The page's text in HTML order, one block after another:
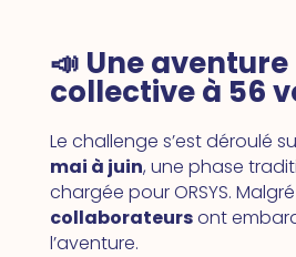
📣 Une aventure
collective à 56
Le challenge s’est déroulé
mai à juin, une phase
chargée pour ORSYS.
collaborateursont
l’aventure.